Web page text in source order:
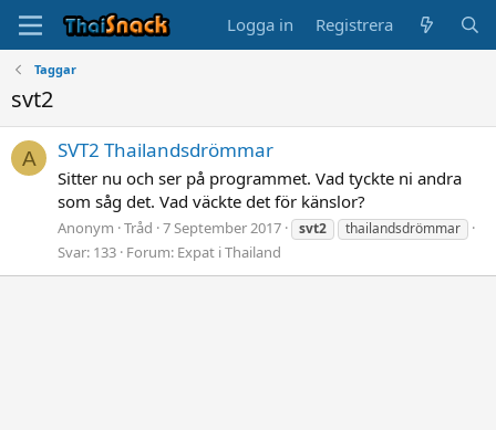
Logga in Registrera
Taggar
svt2
A SVT2 Thailandsdrömmar
Sitter nu och ser på programmet. Vad tyckte ni andra
som såg det. Vad väckte det för känslor?
Anonym Tråd 7 September 2017 svt2 thailandsdrömmar
Svar: 133 Forum: Expat i Thailand